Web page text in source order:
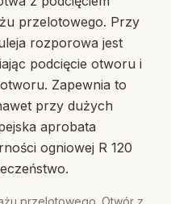
przelotowego. Przy
rozporowa jest
podcięcie otworu i
Zapewnia to
przy dużych
aprobata
ogniowej R 120
przelotowego. Otwór z